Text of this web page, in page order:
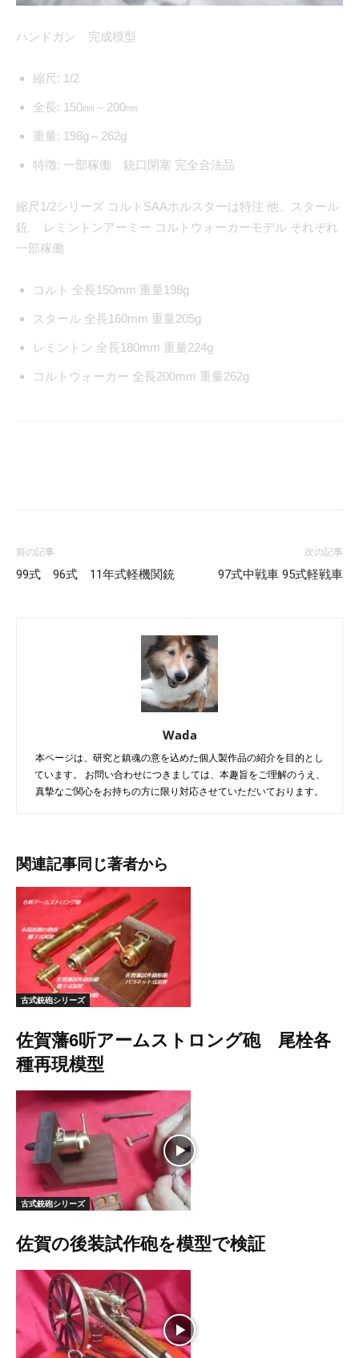
ハンドガン 完成模型
縮尺: 1/2
全長: 150㎜～200㎜
重量: 198g～262g
特徴: 一部稼働 銃口閉塞 完全合法品
縮尺1/2シリーズ コルトSAAホルスターは特注 他、スタール
銃 レミントンアーミー コルトウォーカーモデル それぞれ
一部稼働
コルト 全長150mm 重量198g
スタール 全長160mm 重量205g
レミントン 全長180mm 重量224g
コルトウォーカー 全長200mm 重量262g
前の記事
99式 96式 11年式軽機関銃
次の記事
97式中戦車 95式軽戦車
Wada
本ページは、研究と鎮魂の意を込めた個人製作品の紹介を目的とし
ています。 お問い合わせにつきましては、本趣旨をご理解のうえ、
真摯なご関心をお持ちの方に限り対応させていただいております。
関連記事同じ著者から
古式銃砲シリーズ
佐賀藩6听アームストロング砲 尾栓各
種再現模型
古式銃砲シリーズ
佐賀の後装試作砲を模型で検証